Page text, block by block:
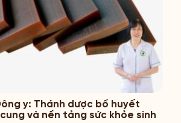
y: Thánh dược bổ huyết
và nền tảng sức khỏe sinh